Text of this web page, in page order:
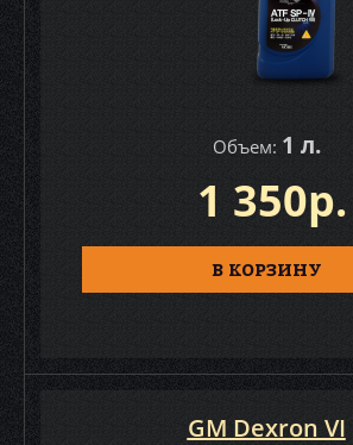
Объем: 1 л.
1 350р.
В КОРЗИНУ
GM Dexron VI